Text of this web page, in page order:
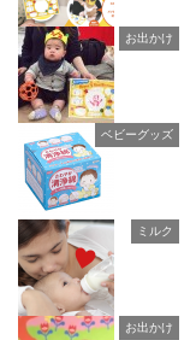
お出かけ
ベビーグッズ
ミルク
お出かけ